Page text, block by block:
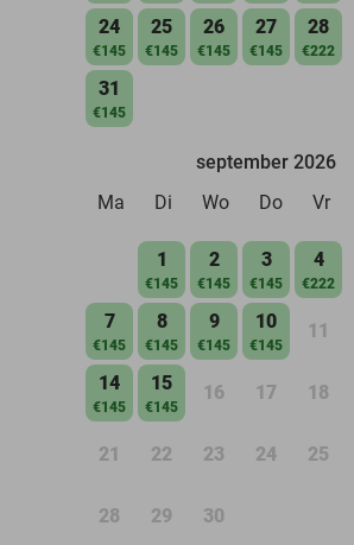
24
€145
25
€145
26
€145
27
€145
28
€222
31
€145
september 2026
Ma
Di Wo Do Vr
1
€145
2
€145
3
€145
4
€222
7
€145
8
€145
9
€145
10
€145
11
14
€145
15
€145
16 17 18
21 22 23 24 25
28 29 30